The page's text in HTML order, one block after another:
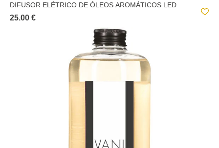
DIFUSOR ELÉTRICO DE ÓLEOS AROMÁTICOS LED
25.00 €